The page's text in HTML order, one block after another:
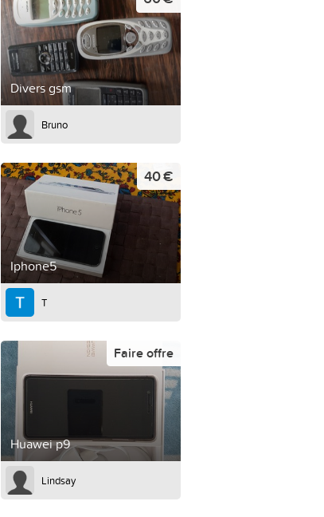
Divers gsm
Bruno
Iphone5
40 €
T
Huawei p9
Faire offre
Lindsay